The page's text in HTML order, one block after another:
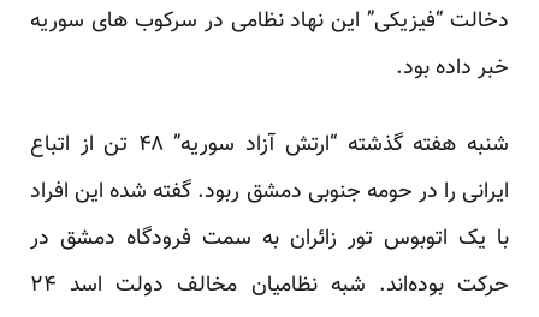
دخالت “فیزیکی” این نهاد نظامی در سرکوب های سوریه
خبر داده بود.
شنبه هفته گذشته “ارتش آزاد سوریه” ۴۸ تن از اتباع
ایرانی را در حومه جنوبی دمشق ربود. گفته شده این افراد
با یک اتوبوس تور زائران به سمت فرودگاه دمشق در
حرکت بوده‌اند. شبه نظامیان مخالف دولت اسد ۲۴